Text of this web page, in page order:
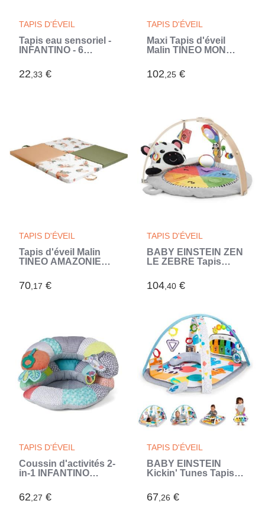
TAPIS D'ÉVEIL
Tapis eau sensoriel -
INFANTINO - 6
Jouet
d'apprentissage pour
22,33 €
TAPIS D'ÉVEIL
Maxi Tapis d'éveil
Malin TINEO MON
évolutif multifonction
- 120x180x5 cm
102,25 €
TAPIS D'ÉVEIL
Tapis d'éveil Malin
TINEO AMAZONIE
multifonction -
120x120 cm
70,17 €
TAPIS D'ÉVEIL
BABY EINSTEIN ZEN
LE ZEBRE Tapis
en bois, jouets
multisensoriels, miroir
104,40 €
TAPIS D'ÉVEIL
Coussin d'activités 2-
in-1 INFANTINO
62,27 €
TAPIS D'ÉVEIL
BABY EINSTEIN
Kickin' Tunes Tapis
évolutif, 4-en-1, jouet
piano amovible,
67,26 €